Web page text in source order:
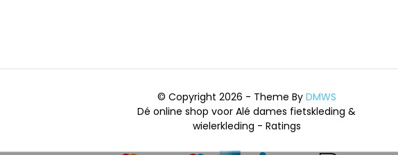
© Copyright 2026 - Theme By DMWS
Dé online shop voor Alé dames fietskleding &
wielerkleding - Ratings